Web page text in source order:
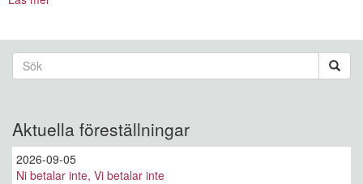
Sökformulär
Aktuella föreställningar
2026-09-05
Ni betalar inte, Vi betalar inte